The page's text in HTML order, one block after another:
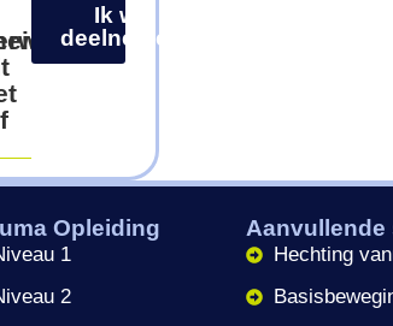
Ik wil
deelnemen
Opleiding
1
2
Hechting